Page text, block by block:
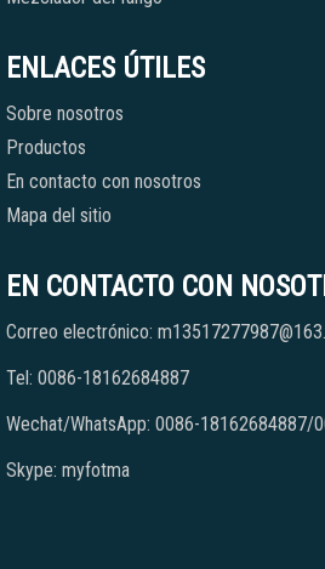
ENLACES ÚTILES
Sobre nosotros
Productos
En contacto con nosotros
Mapa del sitio
EN CONTACTO CON
Correo electrónico:
Tel: 0086-18162684887
Wechat/WhatsApp: 0086-18162684887/
Skype: myfotma